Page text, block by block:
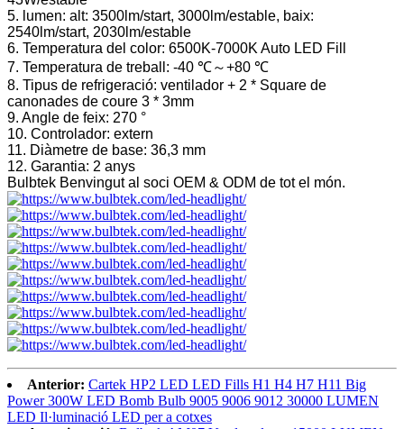
5. lumen: alt: 3500lm/start, 3000lm/estable, baix:
2540lm/start, 2030lm/estable
6. Temperatura del color: 6500K-7000K Auto LED Fill
7. Temperatura de treball: -40 ℃～+80 ℃
8. Tipus de refrigeració: ventilador + 2 * Square de
canonades de coure 3 * 3mm
9. Angle de feix: 270 °
10. Controlador: extern
11. Diàmetre de base: 36,3 mm
12. Garantia: 2 anys
Bulbtek Benvingut al soci OEM & ODM de tot el món.
Anterior: Cartek HP2 LED LED Fills H1 H4 H7 H11 Big
Power 300W LED Bomb Bulb 9005 9006 9012 30000 LUMEN
LED Il·luminació LED per a cotxes